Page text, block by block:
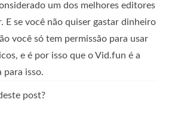
um dos melhores editores
E se você não quiser gastar dinheiro
você só tem permissão para usar
e é por isso que o Vid.fun é a
para isso.
post?